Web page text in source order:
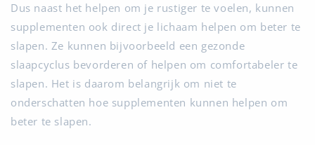
Dus naast het helpen om je rustiger te voelen, kunnen
supplementen ook direct je lichaam helpen om beter te
slapen. Ze kunnen bijvoorbeeld een gezonde
slaapcyclus bevorderen of helpen om comfortabeler te
slapen. Het is daarom belangrijk om niet te
onderschatten hoe supplementen kunnen helpen om
beter te slapen.